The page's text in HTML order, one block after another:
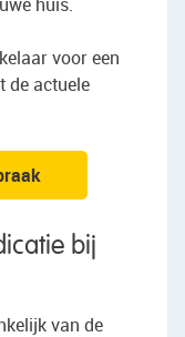
voor een
de actuele
bij
van de